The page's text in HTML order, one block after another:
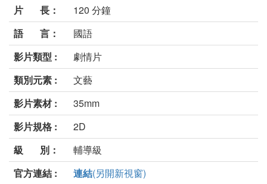
片 長：
120 分鐘
語 言：
國語
影片類型 :
劇情片
類別元素 :
文藝
影片素材 :
35mm
影片規格 :
2D
級 別：
輔導級
官方連結 :
連結(另開新視窗)